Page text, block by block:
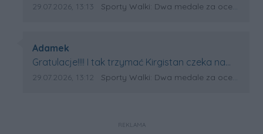
Data dodania komentarza:
29.07.2026, 13:13 Źródło komentarza:
Sporty Walki: Dwa medale za oceanem
Autor komentarza:
Adamek
Treść komentarza:
Gratulacje!!!! I tak trzymać Kirgistan czeka na
powtórkę z USA a może i złote medale.
Data dodania komentarza:
29.07.2026, 13:12 Źródło komentarza:
Sporty Walki: Dwa medale za oceanem
REKLAMA